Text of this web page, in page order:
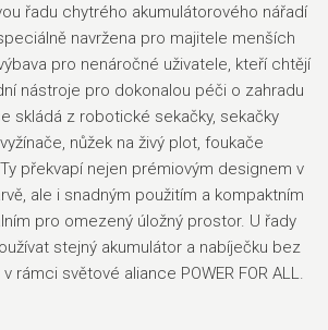
řadu chytrého akumulátorového nářadí
navržena pro majitele menších
pro nenáročné uživatele, kteří chtějí
nástroje pro dokonalou péči o zahradu
skládá z robotické sekačky, sekačky
nůžek na živý plot, foukače
překvapí nejen prémiovým designem v
ale i snadným použitím a kompaktním
pro omezený úložný prostor. U řady
stejný akumulátor a nabíječku bez
rámci světové aliance POWER FOR ALL.